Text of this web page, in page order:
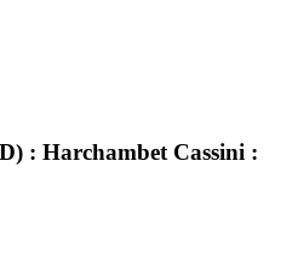
: Harchambet Cassini :